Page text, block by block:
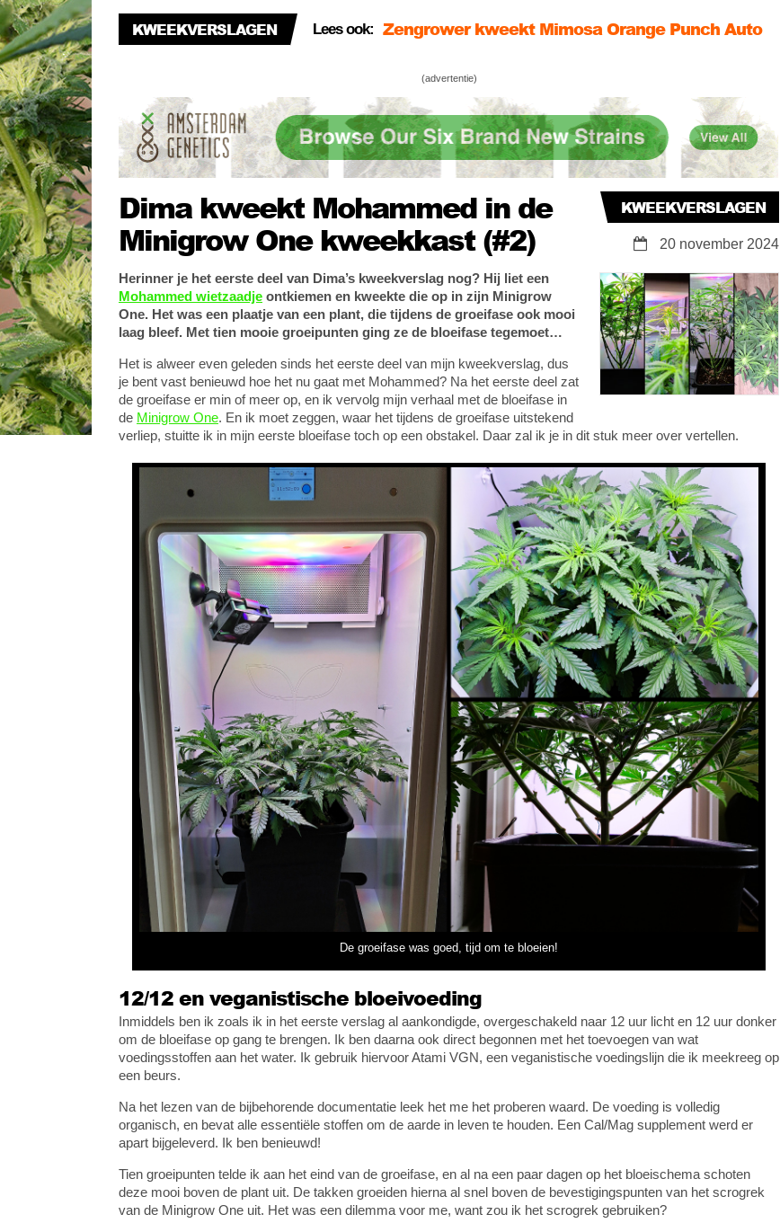
KWEEKVERSLAGEN Lees ook: Zengrower kweekt Mimosa Orange Punch Auto
Kijk! Een prachtige Granddaddy Purple kweek
van week tot week
(advertentie)
Dima kweekt Mohammed in de
Minigrow One kweekkast (#2)
KWEEKVERSLAGEN
20 november 2024
Herinner je het eerste deel van Dima’s kweekverslag nog? Hij liet een
Mohammed wietzaadje ontkiemen en kweekte die op in zijn Minigrow
One. Het was een plaatje van een plant, die tijdens de groeifase ook mooi
laag bleef. Met tien mooie groeipunten ging ze de bloeifase tegemoet…
Het is alweer even geleden sinds het eerste deel van mijn kweekverslag, dus
je bent vast benieuwd hoe het nu gaat met Mohammed? Na het eerste deel zat
de groeifase er min of meer op, en ik vervolg mijn verhaal met de bloeifase in
de Minigrow One. En ik moet zeggen, waar het tijdens de groeifase uitstekend
verliep, stuitte ik in mijn eerste bloeifase toch op een obstakel. Daar zal ik je in dit stuk meer over vertellen.
De groeifase was goed, tijd om te bloeien!
12/12 en veganistische bloeivoeding
Inmiddels ben ik zoals ik in het eerste verslag al aankondigde, overgeschakeld naar 12 uur licht en 12 uur donker
om de bloeifase op gang te brengen. Ik ben daarna ook direct begonnen met het toevoegen van wat
voedingsstoffen aan het water. Ik gebruik hiervoor Atami VGN, een veganistische voedingslijn die ik meekreeg op
een beurs.
Na het lezen van de bijbehorende documentatie leek het me het proberen waard. De voeding is volledig
organisch, en bevat alle essentiële stoffen om de aarde in leven te houden. Een Cal/Mag supplement werd er
apart bijgeleverd. Ik ben benieuwd!
Tien groeipunten telde ik aan het eind van de groeifase, en al na een paar dagen op het bloeischema schoten
deze mooi boven de plant uit. De takken groeiden hierna al snel boven de bevestigingspunten van het scrogrek
van de Minigrow One uit. Het was een dilemma voor me, want zou ik het scrogrek gebruiken?